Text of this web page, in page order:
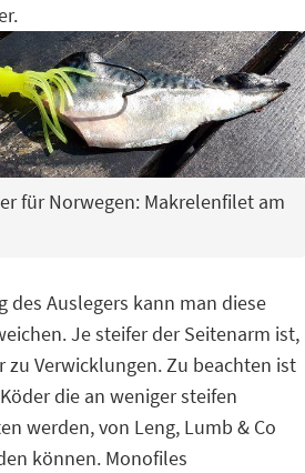
für Norwegen: Makrelenfilet am
des Auslegers kann man diese
Je steifer der Seitenarm ist,
zu Verwicklungen. Zu beachten ist
die an weniger steifen
werden, von Leng, Lumb & Co
können. Monofiles